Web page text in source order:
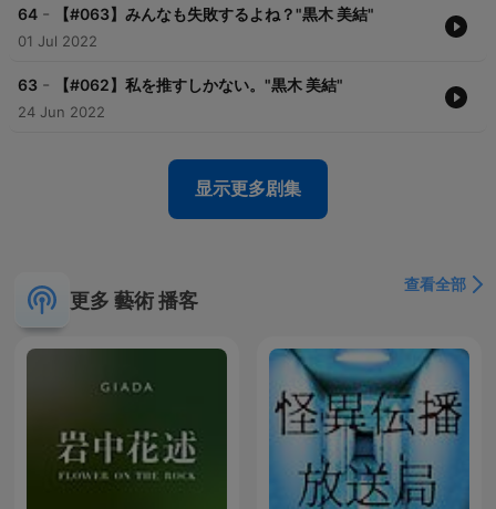
64 - 【#063】みんなも失敗するよね？"黒木 美結"
01 Jul 2022
63 - 【#062】私を推すしかない。"黒木 美結"
24 Jun 2022
显示更多剧集
更多 藝術 播客
查看全部